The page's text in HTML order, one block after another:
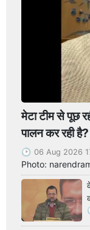
मेटा टीम से पूछ
पालन कर रही है?
06 Aug 2026
Photo: